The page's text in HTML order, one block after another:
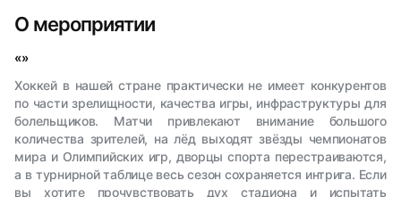
О мероприятии
«»
Хоккей в нашей стране практически не имеет конкурентов
по части зрелищности, качества игры, инфраструктуры для
болельщиков. Матчи привлекают внимание большого
количества зрителей, на лёд выходят звёзды чемпионатов
мира и Олимпийских игр, дворцы спорта перестраиваются,
а в турнирной таблице весь сезон сохраняется интрига. Если
вы хотите прочувствовать дух стадиона и испытать